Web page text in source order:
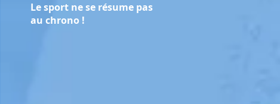
Le sport ne se résume pas
au chrono !